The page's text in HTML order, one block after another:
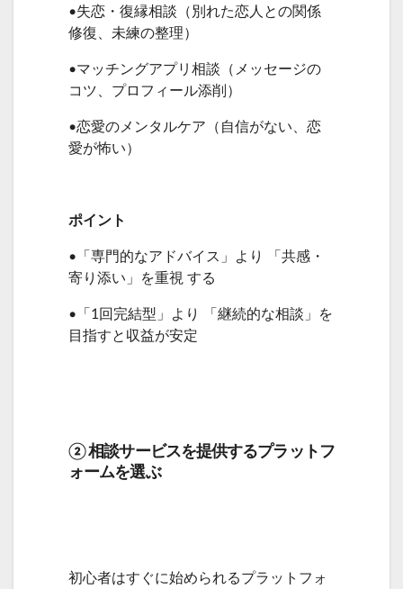
•失恋・復縁相談（別れた恋人との関係
修復、未練の整理）
•マッチングアプリ相談（メッセージの
コツ、プロフィール添削）
•恋愛のメンタルケア（自信がない、恋
愛が怖い）
ポイント
•「専門的なアドバイス」より 「共感・
寄り添い」を重視 する
•「1回完結型」より 「継続的な相談」を
目指すと収益が安定
② 相談サービスを提供するプラットフ
ォームを選ぶ
初心者はすぐに始められるプラットフォ